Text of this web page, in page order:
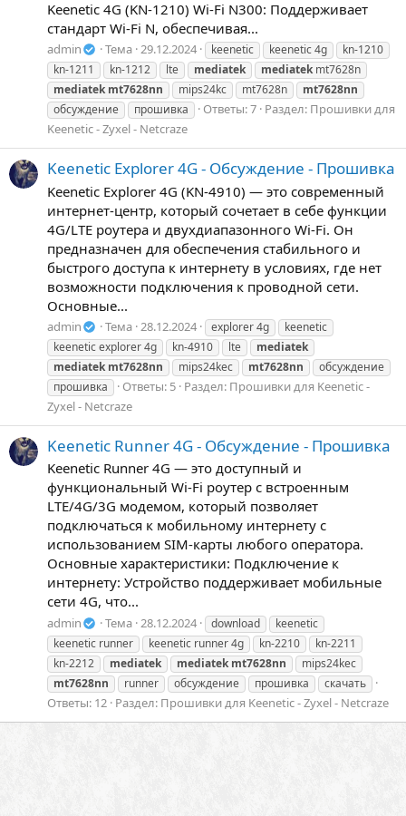
Keenetic 4G (KN-1210) Wi-Fi N300: Поддерживает
стандарт Wi-Fi N, обеспечивая...
admin Тема 29.12.2024 keenetic keenetic 4g
kn-1210
kn-1211
kn-1212 lte mediatek mediatek mt7628n
mediatek mt7628nn mips24kc mt7628n
mt7628nn
обсуждение
прошивка Ответы: 7 Раздел: Прошивки для
Keenetic - Zyxel - Netcraze
Keenetic Explorer 4G - Обсуждение - Прошивка
Keenetic Explorer 4G (KN-4910) — это современный
интернет-центр, который сочетает в себе функции
4G/LTE роутера и двухдиапазонного Wi-Fi. Он
предназначен для обеспечения стабильного и
быстрого доступа к интернету в условиях, где нет
возможности подключения к проводной сети.
Основные...
admin Тема 28.12.2024 explorer 4g
keenetic
keenetic explorer 4g
kn-4910 lte
mediatek
mediatek mt7628nn mips24kec mt7628nn
обсуждение
прошивка
Ответы: 5 Раздел: Прошивки для Keenetic -
Zyxel - Netcraze
Keenetic Runner 4G - Обсуждение - Прошивка
Keenetic Runner 4G — это доступный и
функциональный Wi-Fi роутер с встроенным
LTE/4G/3G модемом, который позволяет
подключаться к мобильному интернету с
использованием SIM-карты любого оператора.
Основные характеристики: Подключение к
интернету: Устройство поддерживает мобильные
сети 4G, что...
admin Тема 28.12.2024 download
keenetic
keenetic runner
keenetic runner 4g kn-2210
kn-2211
kn-2212
mediatek mediatek mt7628nn
mips24kec
mt7628nn
runner обсуждение прошивка скачать
Ответы: 12 Раздел: Прошивки для Keenetic - Zyxel - Netcraze